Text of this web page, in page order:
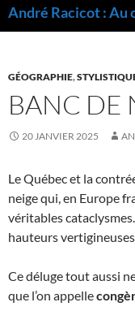
André Racicot : Au
GÉOGRAPHIE,
BANC DE
20 JANVIER 2025
Le Québec et la
neige qui, en Europe
véritables
hauteurs
Ce déluge tout aussi
que l’on appelle